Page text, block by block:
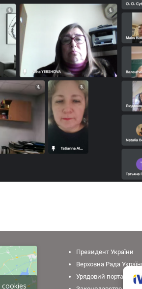
Президент України
Верховна Рада
Урядовий портал